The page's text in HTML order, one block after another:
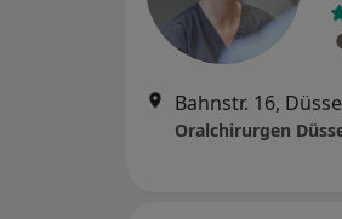
Bahnstr. 16,